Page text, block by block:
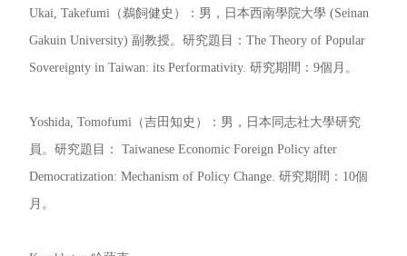
Ukai, Takefumi（鵜飼健史）：男，日本西南學院大學 (Seinan
Gakuin University) 副教授。研究題目：The Theory of Popular
Sovereignty in Taiwan: its Performativity. 研究期間：9個月。
Yoshida, Tomofumi（吉田知史）：男，日本同志社大學研究
員。研究題目： Taiwanese Economic Foreign Policy after
Democratization: Mechanism of Policy Change. 研究期間：10個
月。